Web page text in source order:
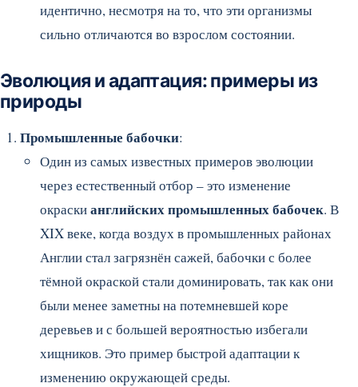
идентично, несмотря на то, что эти организмы
сильно отличаются во взрослом состоянии.
Эволюция и адаптация: примеры из
природы
Промышленные бабочки:
Один из самых известных примеров эволюции
через естественный отбор – это изменение
окраскианглийских промышленных бабочек. В
XIX веке, когда воздух в промышленных районах
Англии стал загрязнён сажей, бабочки с более
тёмной окраской стали доминировать, так как они
были менее заметны на потемневшей коре
деревьев и с большей вероятностью избегали
хищников. Это пример быстрой адаптации к
изменению окружающей среды.